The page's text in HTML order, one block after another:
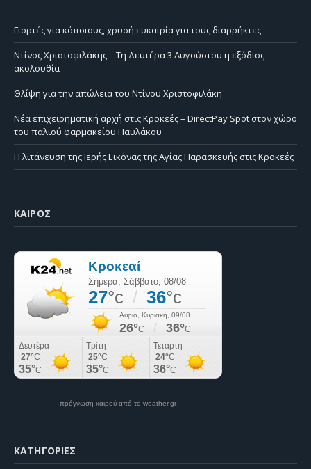
Γιορτές για κάποιους, χρυσή ευκαιρία για τους διαρρήκτες
Ντίνος Χριστοφιλάκης – Τη Δευτέρα 3 Αυγούστου η εξόδιος
ακολουθία
Θλίψη για την απώλεια του Ντίνου Χριστοφιλάκη
Νέα επιχειρηματική αρχή στις Κροκεές – DirectPay Spot στον χώρο
του παλιού φαρμακείου Παυλάκου
Η λιτάνευση της Ιερής Εικόνας της Αγίας Παρασκευής στις Κροκεές
ΚΑΙΡΌΣ
πρόγνωση καιρού από το weather.gr
KΑΤΗΓΟΡΊΕΣ